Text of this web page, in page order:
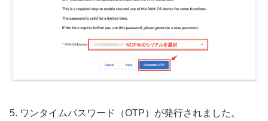
5. ワンタイムパスワード（OTP）が発行されました。